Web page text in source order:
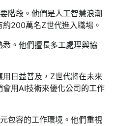
階段。他們是人工智慧浪潮
200萬名Z世代進入職場。
。他們擅長多工處理與協
日益普及，Z世代將在未來
用AI技術來優化公司的工作
包容的工作環境。他們重視